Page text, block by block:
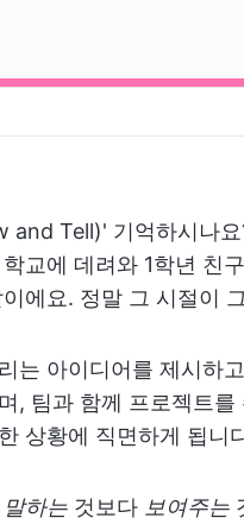
and Tell)' 기억하시나
교에 데려와 1학년 친
에요. 정말 그 시절이
는 아이디어를 제시하
, 팀과 함께 프로젝트를
상황에 직면하게 됩니
말하는 것보다 보여주는